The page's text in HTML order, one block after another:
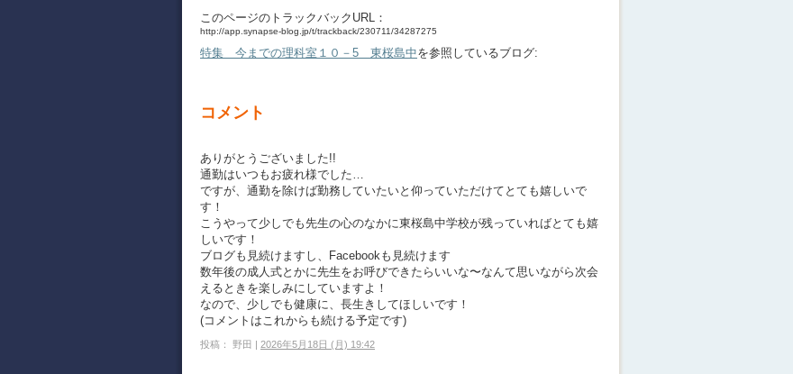
このページのトラックバックURL：
http://app.synapse-blog.jp/t/trackback/230711/34287275
特集 今までの理科室１０－5 東桜島中を参照しているブログ:
コメント
ありがとうございました!!
通勤はいつもお疲れ様でした…
ですが、通勤を除けば勤務していたいと仰っていただけてとても嬉しいで
す！
こうやって少しでも先生の心のなかに東桜島中学校が残っていればとても嬉
しいです！
ブログも見続けますし、Facebookも見続けます
数年後の成人式とかに先生をお呼びできたらいいな〜なんて思いながら次会
えるときを楽しみにしていますよ！
なので、少しでも健康に、長生きしてほしいです！
(コメントはこれからも続ける予定です)
投稿： 野田 | 2026年5月18日 (月) 19:42